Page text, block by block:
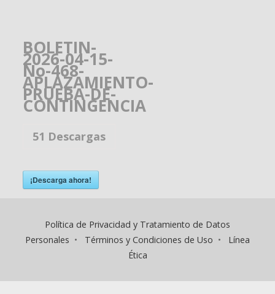
BOLETIN-
2026-04-15-
No-468-
APLAZAMIENTO-
PRUEBA-DE-
CONTINGENCIA
51 Descargas
¡Descarga ahora!
Política de Privacidad y Tratamiento de Datos
Personales • Términos y Condiciones de Uso • Línea
Ética